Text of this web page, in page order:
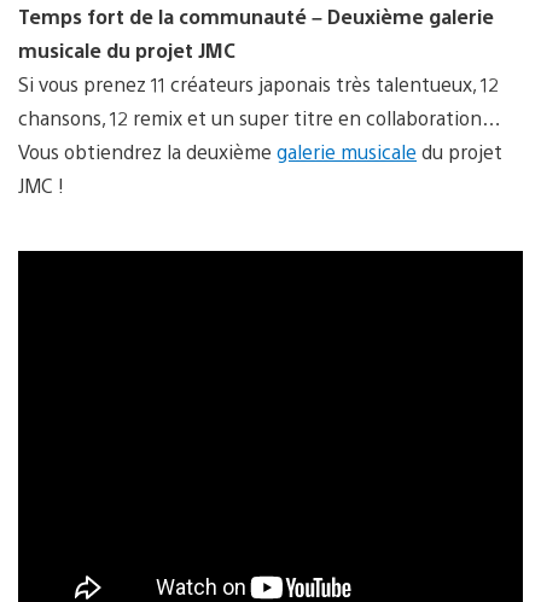
Temps fort de la communauté – Deuxième galerie
musicale du projet JMC
Si vous prenez 11 créateurs japonais très talentueux, 12
chansons, 12 remix et un super titre en collaboration…
Vous obtiendrez la deuxième galerie musicale du projet
JMC !